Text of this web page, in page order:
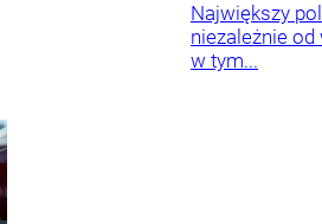
Największy
niezależnie
w tym...